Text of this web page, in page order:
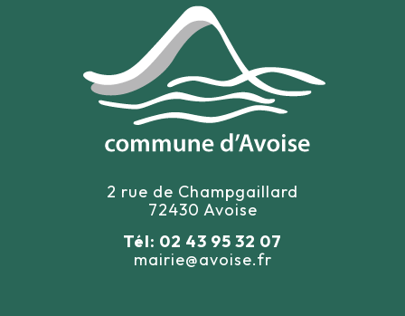
2 rue de Champgaillard
72430 Avoise
Tél: 02 43 95 32 07
mairie@avoise.fr